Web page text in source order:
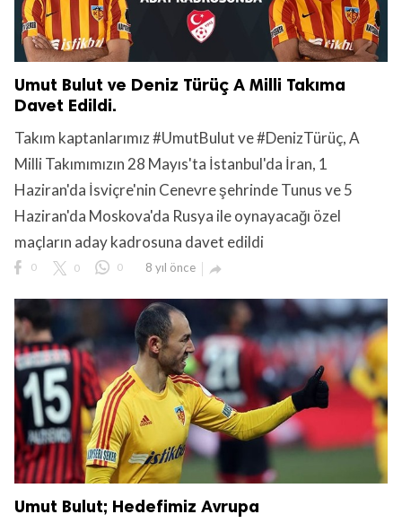
Umut Bulut ve Deniz Türüç A Milli Takıma
Davet Edildi.
Takım kaptanlarımız #UmutBulut ve #DenizTürüç, A
Milli Takımımızın 28 Mayıs'ta İstanbul'da İran, 1
Haziran'da İsviçre'nin Cenevre şehrinde Tunus ve 5
Haziran'da Moskova'da Rusya ile oynayacağı özel
maçların aday kadrosuna davet edildi
0 0 0 8 yıl önce 
Umut Bulut; Hedefimiz Avrupa